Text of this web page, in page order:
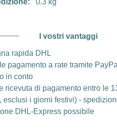
I vostri vantaggi
rapida DHL
pagamento a rate tramite PayPal
in conto
ricevuta di pagamento entro le
esclusi i giorni festivi) -
DHL-Express possibile